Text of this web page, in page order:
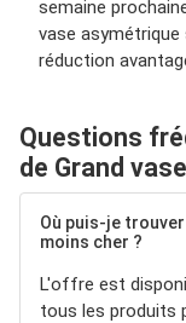
semaine
vase
réduction
Questions
de Grand
Où puis-je
moins cher ?
L'offre est
tous les produits